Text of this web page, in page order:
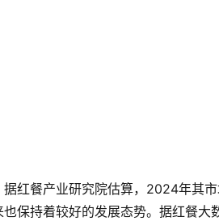
红餐产业研究院估算，2024年其
保持着较好的发展态势。据红餐大